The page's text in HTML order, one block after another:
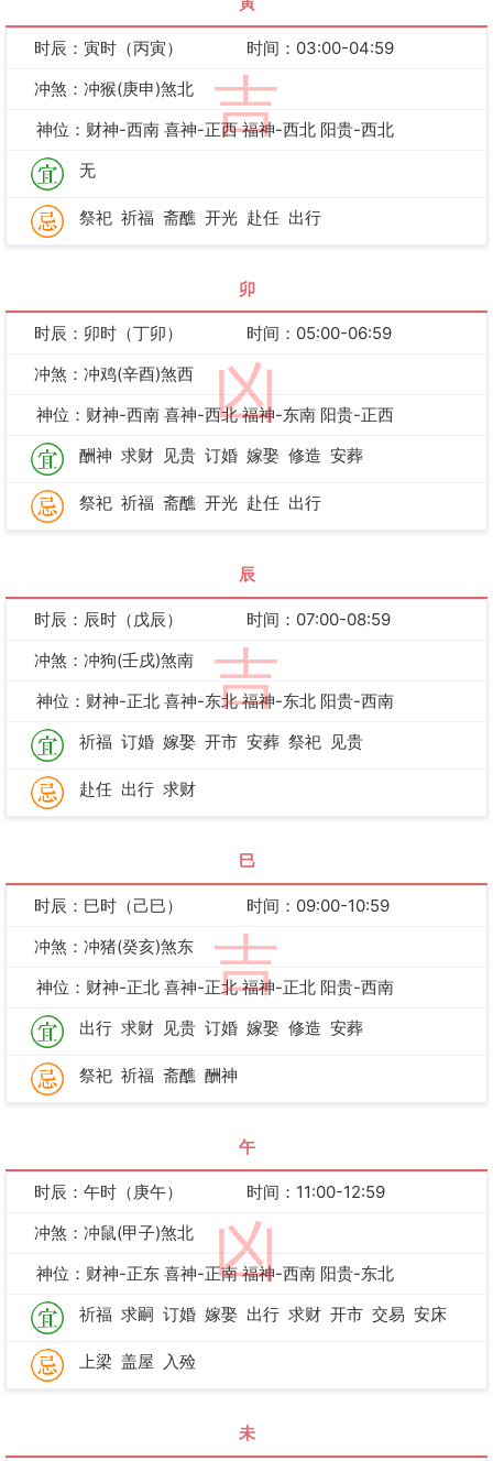
吉
时辰：寅时（丙寅）
时间：03:00-04:59
冲煞：冲猴(庚申)煞北
神位：财神-西南 喜神-正西 福神-西北 阳贵-西北
无
祭祀 祈福 斋醮 开光 赴任 出行
卯
凶
时辰：卯时（丁卯）
时间：05:00-06:59
冲煞：冲鸡(辛酉)煞西
神位：财神-西南 喜神-西北 福神-东南 阳贵-正西
酬神 求财 见贵 订婚 嫁娶 修造 安葬
祭祀 祈福 斋醮 开光 赴任 出行
辰
吉
时辰：辰时（戊辰）
时间：07:00-08:59
冲煞：冲狗(壬戌)煞南
神位：财神-正北 喜神-东北 福神-东北 阳贵-西南
祈福 订婚 嫁娶 开市 安葬 祭祀 见贵
赴任 出行 求财
巳
吉
时辰：巳时（己巳）
时间：09:00-10:59
冲煞：冲猪(癸亥)煞东
神位：财神-正北 喜神-正北 福神-正北 阳贵-西南
出行 求财 见贵 订婚 嫁娶 修造 安葬
祭祀 祈福 斋醮 酬神
午
凶
时辰：午时（庚午）
时间：11:00-12:59
冲煞：冲鼠(甲子)煞北
神位：财神-正东 喜神-正南 福神-西南 阳贵-东北
祈福 求嗣 订婚 嫁娶 出行 求财 开市 交易 安床
上梁 盖屋 入殓
未